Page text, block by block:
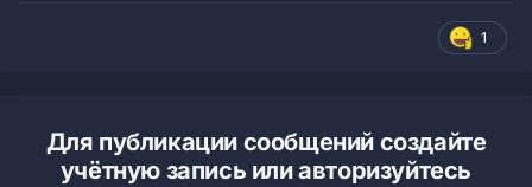
1
Для публикации сообщений создайте
учётную запись или авторизуйтесь